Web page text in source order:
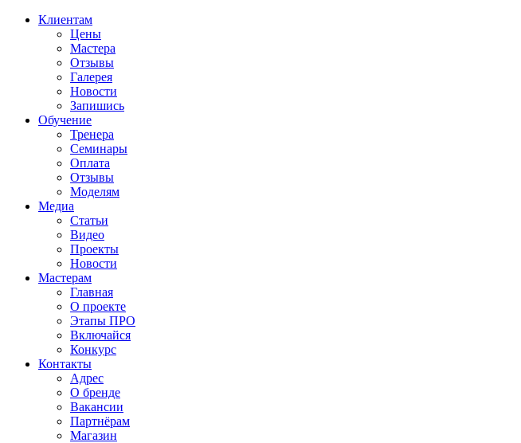
Клиентам
Цены
Мастера
Отзывы
Галерея
Новости
Запишись
Обучение
Тренера
Семинары
Оплата
Отзывы
Моделям
Медиа
Статьи
Видео
Проекты
Новости
Мастерам
Главная
О проекте
Этапы ПРО
Включайся
Конкурс
Контакты
Адрес
О бренде
Вакансии
Партнёрам
Магазин